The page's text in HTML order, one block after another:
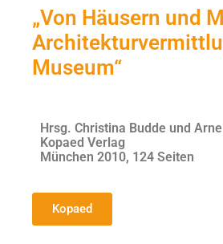
„Von Häusern und
Museum“
Hrsg. Christina Budde und
Kopaed Verlag
München 2010, 124 Seiten
Kopaed